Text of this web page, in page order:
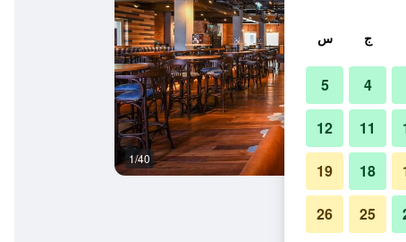
1/40
ج س
4
5
11
12
18
19
25
26